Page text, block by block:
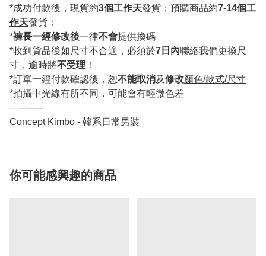
*成功付款後，現貨約3個工作天發貨；預購商品約7-14個工
作天發貨；
*褲長一經修改後一律不會提供換碼
*收到貨品後如尺寸不合適，必須於7日內聯絡我們更換尺
寸，逾時將不受理 ！
*訂單一經付款確認後，恕不能取消及修改顏色/款式/尺寸
*拍攝中光線有所不同，可能會有輕微色差
—--------
Concept Kimbo - 韓系日常男裝
你可能感興趣的商品